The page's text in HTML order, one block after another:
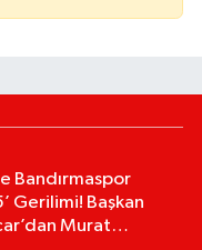
Bandırmaspor
Gerilimi! Başkan
Murat